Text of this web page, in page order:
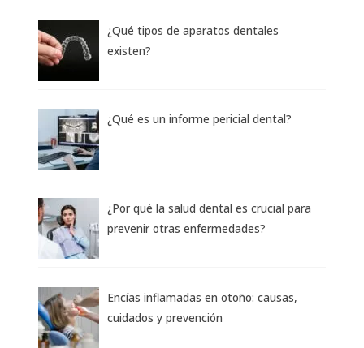
¿Qué tipos de aparatos dentales
existen?
¿Qué es un informe pericial dental?
¿Por qué la salud dental es crucial para
prevenir otras enfermedades?
Encías inflamadas en otoño: causas,
cuidados y prevención